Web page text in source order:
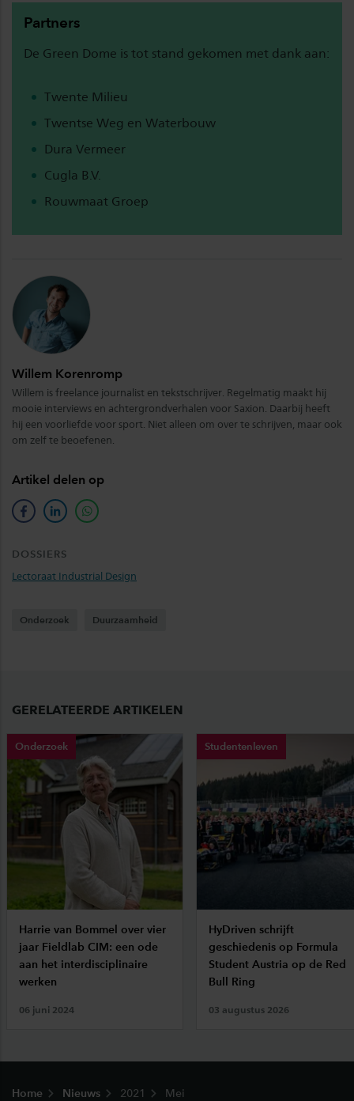
Partners
​​​​​​​De Green Dome is tot stand gekomen met dank aan:
Twente Milieu
Twentse Weg en Waterbouw
Dura Vermeer
Cugla B.V.
Rouwmaat Groep
Willem Korenromp
Willem is freelance journalist en tekstschrijver. Regelmatig maakt hij
mooie interviews en achtergrondverhalen voor Saxion. Daarbij heeft
hij een voorliefde voor sport. Niet alleen om over te schrijven, maar ook
om zelf te beoefenen.
Artikel delen op
facebooklinkedinwhatsapp
DOSSIERS
Lectoraat Industrial Design
Onderzoek Duurzaamheid
GERELATEERDE ARTIKELEN
Onderzoek
Harrie van Bommel over vier
jaar Fieldlab CIM: een ode
aan het interdisciplinaire
werken
06 juni 2024
Studentenleven
HyDriven schrijft
geschiedenis op Formula
Student Austria op de Red
Bull Ring
03 augustus 2026
Home Nieuws 2021
Mei